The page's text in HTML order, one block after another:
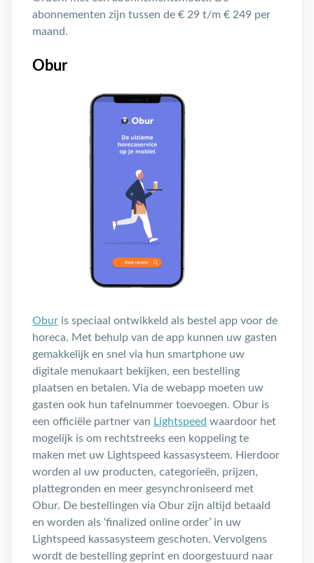
abonnementen zijn tussen de € 29 t/m € 249 per
maand.
Obur
Obur is speciaal ontwikkeld als bestel app voor de
horeca. Met behulp van de app kunnen uw gasten
gemakkelijk en snel via hun smartphone uw
digitale menukaart bekijken, een bestelling
plaatsen en betalen. Via de webapp moeten uw
gasten ook hun tafelnummer toevoegen. Obur is
een officiële partner van Lightspeed waardoor het
mogelijk is om rechtstreeks een koppeling te
maken met uw Lightspeed kassasysteem. Hierdoor
worden al uw producten, categorieën, prijzen,
plattegronden en meer gesynchroniseerd met
Obur. De bestellingen via Obur zijn altijd betaald
en worden als ‘finalized online order’ in uw
Lightspeed kassasysteem geschoten. Vervolgens
wordt de bestelling geprint en doorgestuurd naar